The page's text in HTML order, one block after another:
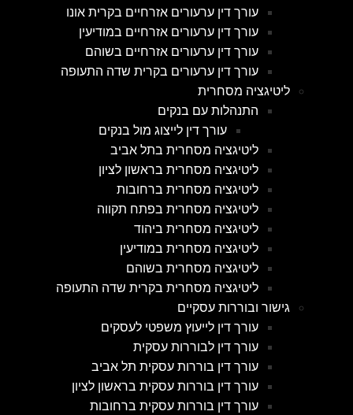
עורך דין ערעורים אזרחיים בקרית אונו
עורך דין ערעורים אזרחיים במודיעין
עורך דין ערעורים אזרחיים בשוהם
עורך דין ערעורים בקרית שדה התעופה
ליטיגציה מסחרית
התנהלות עם בנקים
עורך דין לייצוג מול בנקים
ליטיגציה מסחרית בתל אביב
ליטיגציה מסחרית בראשון לציון
ליטיגציה מסחרית ברחובות
ליטיגציה מסחרית בפתח תקווה
ליטיגציה מסחרית ביהוד
ליטיגציה מסחרית במודיעין
ליטיגציה מסחרית בשוהם
ליטיגציה מסחרית בקרית שדה התעופה
גישור ובוררות עסקיים
עורך דין לייעוץ משפטי לעסקים
עורך דין לבוררות עסקית
עורך דין בוררות עסקית תל אביב
עורך דין בוררות עסקית בראשון לציון
עורך דין בוררות עסקית ברחובות